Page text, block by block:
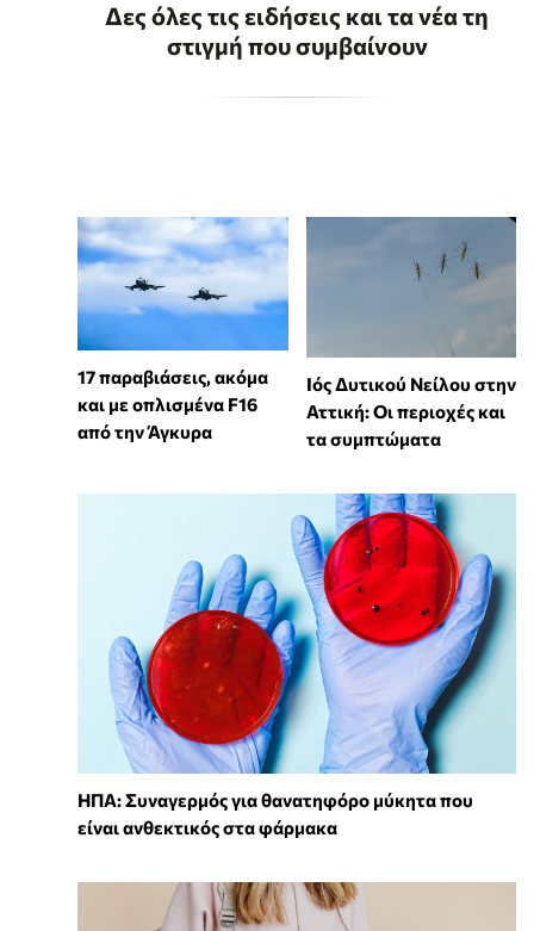
Δες όλες τις ειδήσεις και τα νέα τη
στιγμή που συμβαίνουν
17 παραβιάσεις, ακόμα
και με οπλισμένα F16
από την Άγκυρα
Ιός Δυτικού Νείλου στην
Αττική: Οι περιοχές και
τα συμπτώματα
ΗΠΑ: Συναγερμός για θανατηφόρο μύκητα που
είναι ανθεκτικός στα φάρμακα